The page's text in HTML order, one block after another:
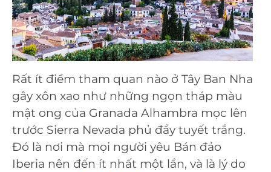
Rất ít điểm tham quan nào ở Tây Ban Nha
gây xôn xao như những ngọn tháp màu
mật ong của Granada Alhambra mọc lên
trước Sierra Nevada phủ đầy tuyết trắng.
Đó là nơi mà mọi người yêu Bán đảo
Iberia nên đến ít nhất một lần, và là lý do